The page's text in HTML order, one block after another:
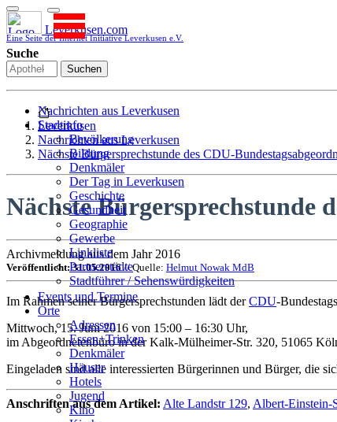
Leverkusen.com
Eine Seite der Internet Initiative Leverkusen e.V.
Suche
Suchen
Nachrichten aus Leverkusen
Stadtinfo
Bevölkerung
Bildung
Denkmäler
Der Tag in Leverkusen
Geschichte
Gesundheit
Geographie
Gewerbe
Linkliste
Partnerstädte
Stadtführer / Sehenswürdigkeiten
Stadtplan
Stadtteile
Sport
Who is who
Wohnen
Events und Termine
Orte
Adressen
Essen+Trinken
Denkmäler
Häuser
Hotels
Jugend
Kino
Leverkusen
Nachrichten aus Leverkusen
Nächste Bürgersprechstunde des CDU-
Nächste Bürgersprechstunde
Archivmeldung aus dem Jahr 2016
Veröffentlicht: 31.05.2016// Quelle: Helmut Nowak MdB
Im Rahmen seiner Bürgersprechstunden lädt derCDU-
Mittwoch, 15. Juni 2016 von 15:00 – 16:30 Uhr,
im Abgeordnetenbüro in der Kalk-Mülheimer-Str. 320, 51065
Eingeladen sind alle interessierten Bürgerinnen und Bürger, die
Anschriften aus dem Artikel: Alte Landstr 129, Albert-Einstein-